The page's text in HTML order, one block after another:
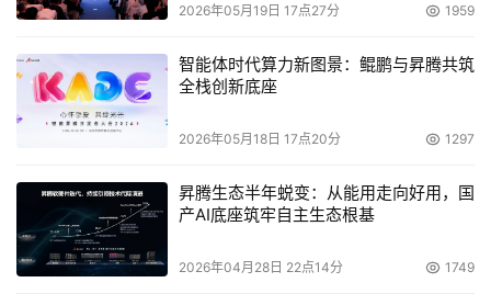
2026年05月19日 17点27分 1959
智能体时代算力新图景：鲲鹏与昇腾共筑
全栈创新底座
2026年05月18日 17点20分 1297
昇腾生态半年蜕变：从能用走向好用，国
产AI底座筑牢自主生态根基
2026年04月28日 22点14分 1749